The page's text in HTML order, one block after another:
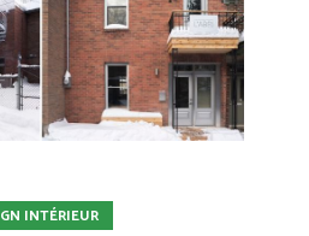
INTÉRIEUR